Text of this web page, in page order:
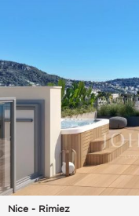
Nice - Rimiez